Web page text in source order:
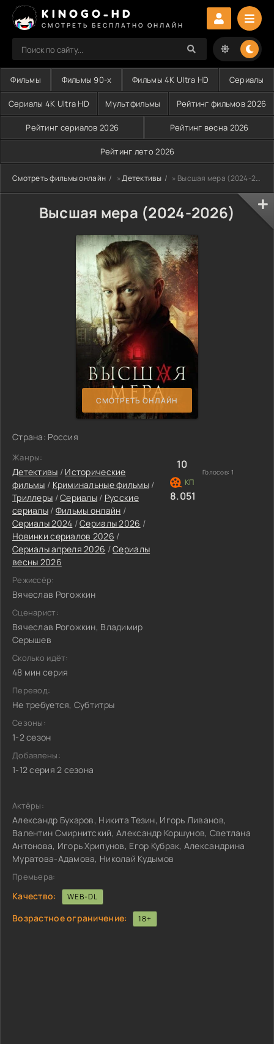
KINOGO-HD
СМОТРЕТЬ БЕСПЛАТНО ОНЛАЙН
Фильмы Фильмы 90-х Фильмы 4K Ultra HD Сериалы
Сериалы 4K Ultra HD Мультфильмы Рейтинг фильмов 2026
Рейтинг сериалов 2026 Рейтинг весна 2026
Рейтинг лето 2026
Смотреть фильмы онлайн »Детективы » Высшая мера (2024-2026)
Высшая мера (2024-2026)
СМОТРЕТЬ ОНЛАЙН
Страна: Россия
Жанры:
Детективы / Исторические
фильмы / Криминальные фильмы/
Триллеры /Сериалы / Русские
сериалы/ Фильмы онлайн /
Сериалы 2024 /Сериалы 2026 /
Новинки сериалов 2026 /
Сериалы апреля 2026 /Сериалы
весны 2026
Режиссёр:
Вячеслав Рогожкин
Сценарист:
Вячеслав Рогожкин, Владимир
Серышев
Сколько идёт:
48 мин серия
Перевод:
Не требуется, Субтитры
Сезоны:
1-2 сезон
Добавлены:
1-12 серия 2 сезона
10
Голосов: 1
8.051
Актёры:
Александр Бухаров, Никита Тезин, Игорь Ливанов,
Валентин Смирнитский, Александр Коршунов, Светлана
Антонова, Игорь Хрипунов, Егор Кубрак, Александрина
Муратова-Адамова, Николай Кудымов
Премьера:
Качество: WEB-DL
Возрастное ограничение: 18+